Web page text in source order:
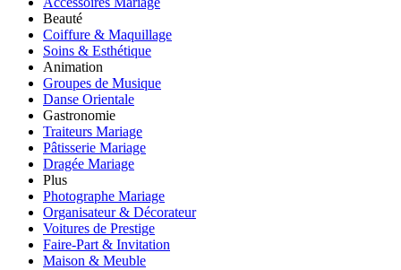
Beauté
Coiffure & Maquillage
Soins & Esthétique
Animation
Groupes de Musique
Danse Orientale
Gastronomie
Traiteurs Mariage
Pâtisserie Mariage
Dragée Mariage
Plus
Photographe Mariage
Organisateur & Décorateur
Voitures de Prestige
Faire-Part & Invitation
Maison & Meuble